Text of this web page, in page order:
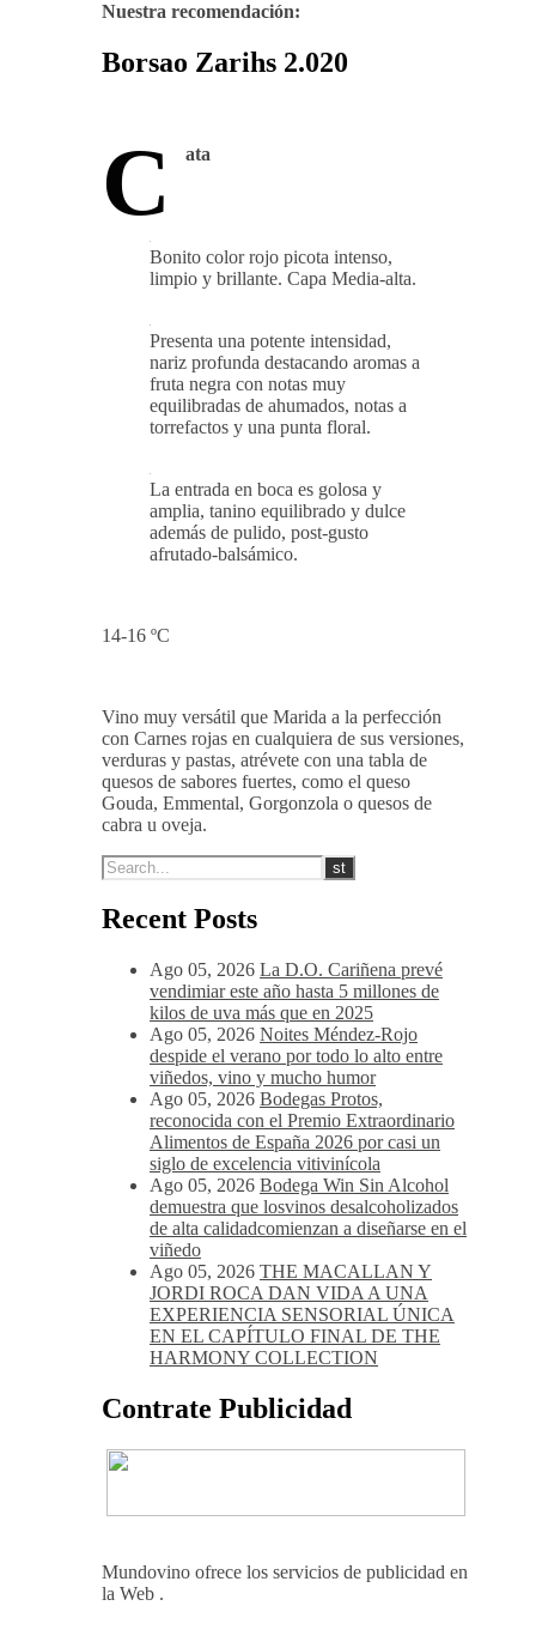
Nuestra recomendación:
Borsao Zarihs 2.020
C ata
Bonito color rojo picota intenso,
limpio y brillante. Capa Media-alta.
Presenta una potente intensidad,
nariz profunda destacando aromas a
fruta negra con notas muy
equilibradas de ahumados, notas a
torrefactos y una punta floral.
La entrada en boca es golosa y
amplia, tanino equilibrado y dulce
además de pulido, post-gusto
afrutado-balsámico.
14-16 ºC
Vino muy versátil que Marida a la perfección
con Carnes rojas en cualquiera de sus versiones,
verduras y pastas, atrévete con una tabla de
quesos de sabores fuertes, como el queso
Gouda, Emmental, Gorgonzola o quesos de
cabra u oveja.
Recent Posts
Ago 05, 2026 La D.O. Cariñena prevé
vendimiar este año hasta 5 millones de
kilos de uva más que en 2025
Ago 05, 2026 Noites Méndez-Rojo
despide el verano por todo lo alto entre
viñedos, vino y mucho humor
Ago 05, 2026 Bodegas Protos,
reconocida con el Premio Extraordinario
Alimentos de España 2026 por casi un
siglo de excelencia vitivinícola
Ago 05, 2026 Bodega Win Sin Alcohol
demuestra que losvinos desalcoholizados
de alta calidadcomienzan a diseñarse en el
viñedo
Ago 05, 2026 THE MACALLAN Y
JORDI ROCA DAN VIDA A UNA
EXPERIENCIA SENSORIAL ÚNICA
EN EL CAPÍTULO FINAL DE THE
HARMONY COLLECTION
Contrate Publicidad
Mundovino ofrece los servicios de publicidad en
la Web .